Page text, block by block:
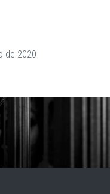
de 2020